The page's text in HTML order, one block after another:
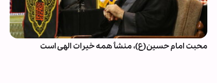
محبت امام حسین(ع)، منشأ همه خیرات الهی است